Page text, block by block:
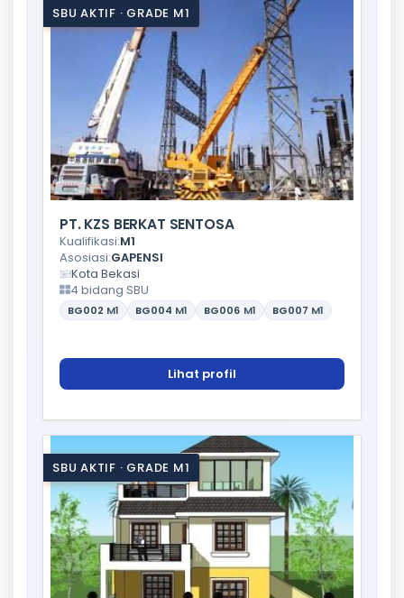
SBU AKTIF · GRADE M1
PT. KZS BERKAT SENTOSA
Kualifikasi:M1
Asosiasi:GAPENSI
Kota Bekasi
4 bidang SBU
BG002 M1 BG004 M1 BG006 M1 BG007 M1
Lihat profil
SBU AKTIF · GRADE M1